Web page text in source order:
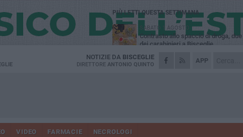
APP
NOTIZIE DA BISCEGLIE
DIRETTORE ANTONIO QUINTO
VIDEO FARMACIE NECROLOGI
PIÙ LETTI QUESTA SETTIMANA
SABATO 1 AGOSTO
Contrasto allo spaccio di droga,
dei carabinieri a Bisceglie
MARTEDÌ 4 AGOSTO
Emergenza caldo, il Comune di
Due auto incendiate nella notte in